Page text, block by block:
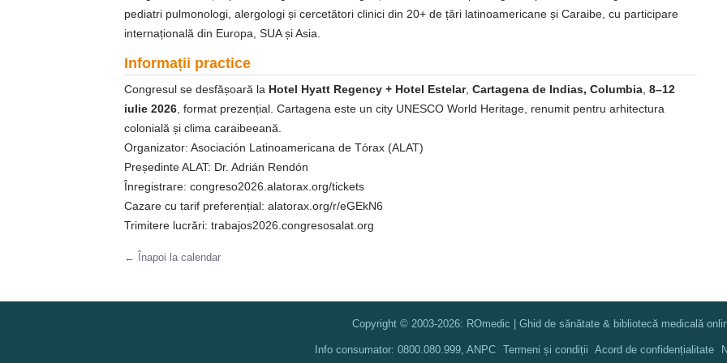
pediatri pulmonologi, alergologi și cercetători clinici din 20+ de țări latinoamericane și Caraibe, cu participare
internațională din Europa, SUA și Asia.
Informații practice
Congresul se desfășoară la Hotel Hyatt Regency + Hotel Estelar,Cartagena de Indias, Columbia ,8–12
iulie 2026 , format prezențial. Cartagena este un city UNESCO World Heritage, renumit pentru arhitectura
colonială și clima caraibeeană.
Organizator: Asociación Latinoamericana de Tórax (ALAT)
Președinte ALAT: Dr. Adrián Rendón
Înregistrare: congreso2026.alatorax.org/tickets
Cazare cu tarif preferențial: alatorax.org/r/eGEkN6
Trimitere lucrări: trabajos2026.congresosalat.org
← Înapoi la calendar
Copyright © 2003-2026: ROmedic | Ghid de sănătate & bibliotecă medicală
Info consumator: 0800.080.999, ANPC Termeni și condiții Acord de confidențialitate